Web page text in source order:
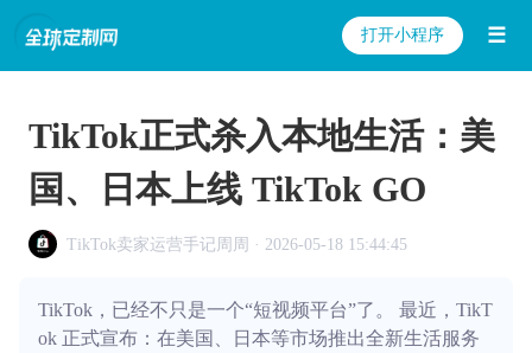
打开小程序 ☰
TikTok正式杀入本地生活：美
国、日本上线 TikTok GO
TikTok卖家运营手记周周 · 2026-05-18 15:44:45
TikTok，已经不只是一个“短视频平台”了。 最近，TikT
ok 正式宣布：在美国、日本等市场推出全新生活服务